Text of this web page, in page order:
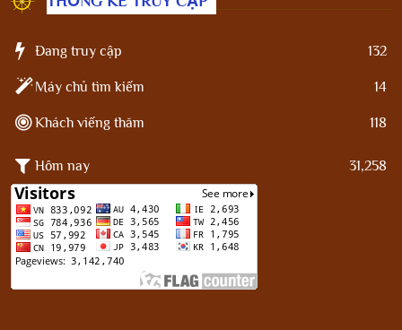
Đang truy cập 132
Máy chủ tìm kiếm 14
Khách viếng thăm 118
Hôm nay 31,258